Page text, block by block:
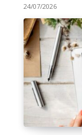
24/07/2026